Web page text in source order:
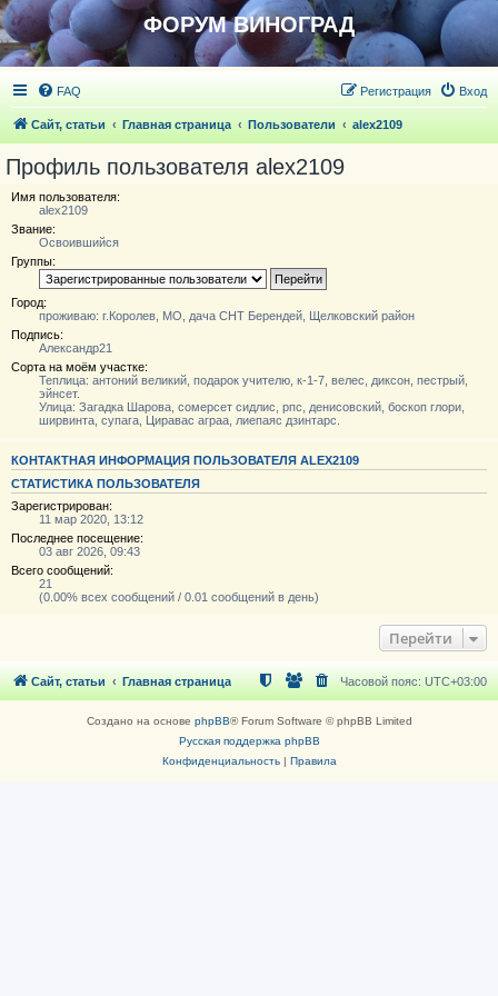
ФОРУМ ВИНОГРАД
FAQ Вход
Регистрация
Сайт, статьи Главная страница Пользователи alex2109
Профиль пользователя alex2109
Имя пользователя:
alex2109
Звание:
Освоившийся
Группы:
Город:
проживаю: г.Королев, MO, дача СНТ Берендей, Щелковский район
Подпись:
Александр21
Сорта на моём участке:
Теплица: антоний великий, подарок учителю, к-1-7, велес, диксон, пестрый,
эйнсет.
Улица: Загадка Шарова, сомерсет сидлис, рпс, денисовский, боскоп глори,
ширвинта, супага, Циравас аграа, лиепаяс дзинтарс.
КОНТАКТНАЯ ИНФОРМАЦИЯ ПОЛЬЗОВАТЕЛЯ ALEX2109
СТАТИСТИКА ПОЛЬЗОВАТЕЛЯ
Зарегистрирован:
11 мар 2020, 13:12
Последнее посещение:
03 авг 2026, 09:43
Всего сообщений:
21
(0.00% всех сообщений / 0.01 сообщений в день)
Перейти
Сайт, статьи Главная страница Часовой пояс: UTC+03:00
Создано на основе phpBB® Forum Software © phpBB Limited
Русская поддержка phpBB
Конфиденциальность| Правила